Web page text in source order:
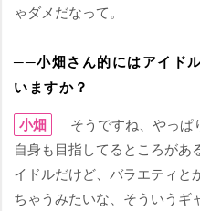
ゃダメだなって。
──小畑さん的にはアイド
いますか？
小畑
そうですね、やっぱ
自身も目指してるところがあ
イドルだけど、バラエティと
ちゃうみたいな、そういうギ